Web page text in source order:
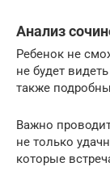
Анализ
Ребенок не
не будет
также
Важно
не только
которые